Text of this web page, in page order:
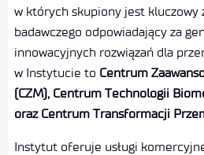
w których skupiony jest kluczowy
badawczego odpowiadający za
innowacyjnych rozwiązań dla
w Instytucie to Centrum
(CZM), Centrum Technologii
oraz Centrum Transformacji
Instytut oferuje usługi